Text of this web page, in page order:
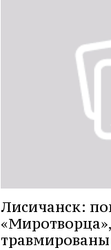
Лисичанск:
травмированы